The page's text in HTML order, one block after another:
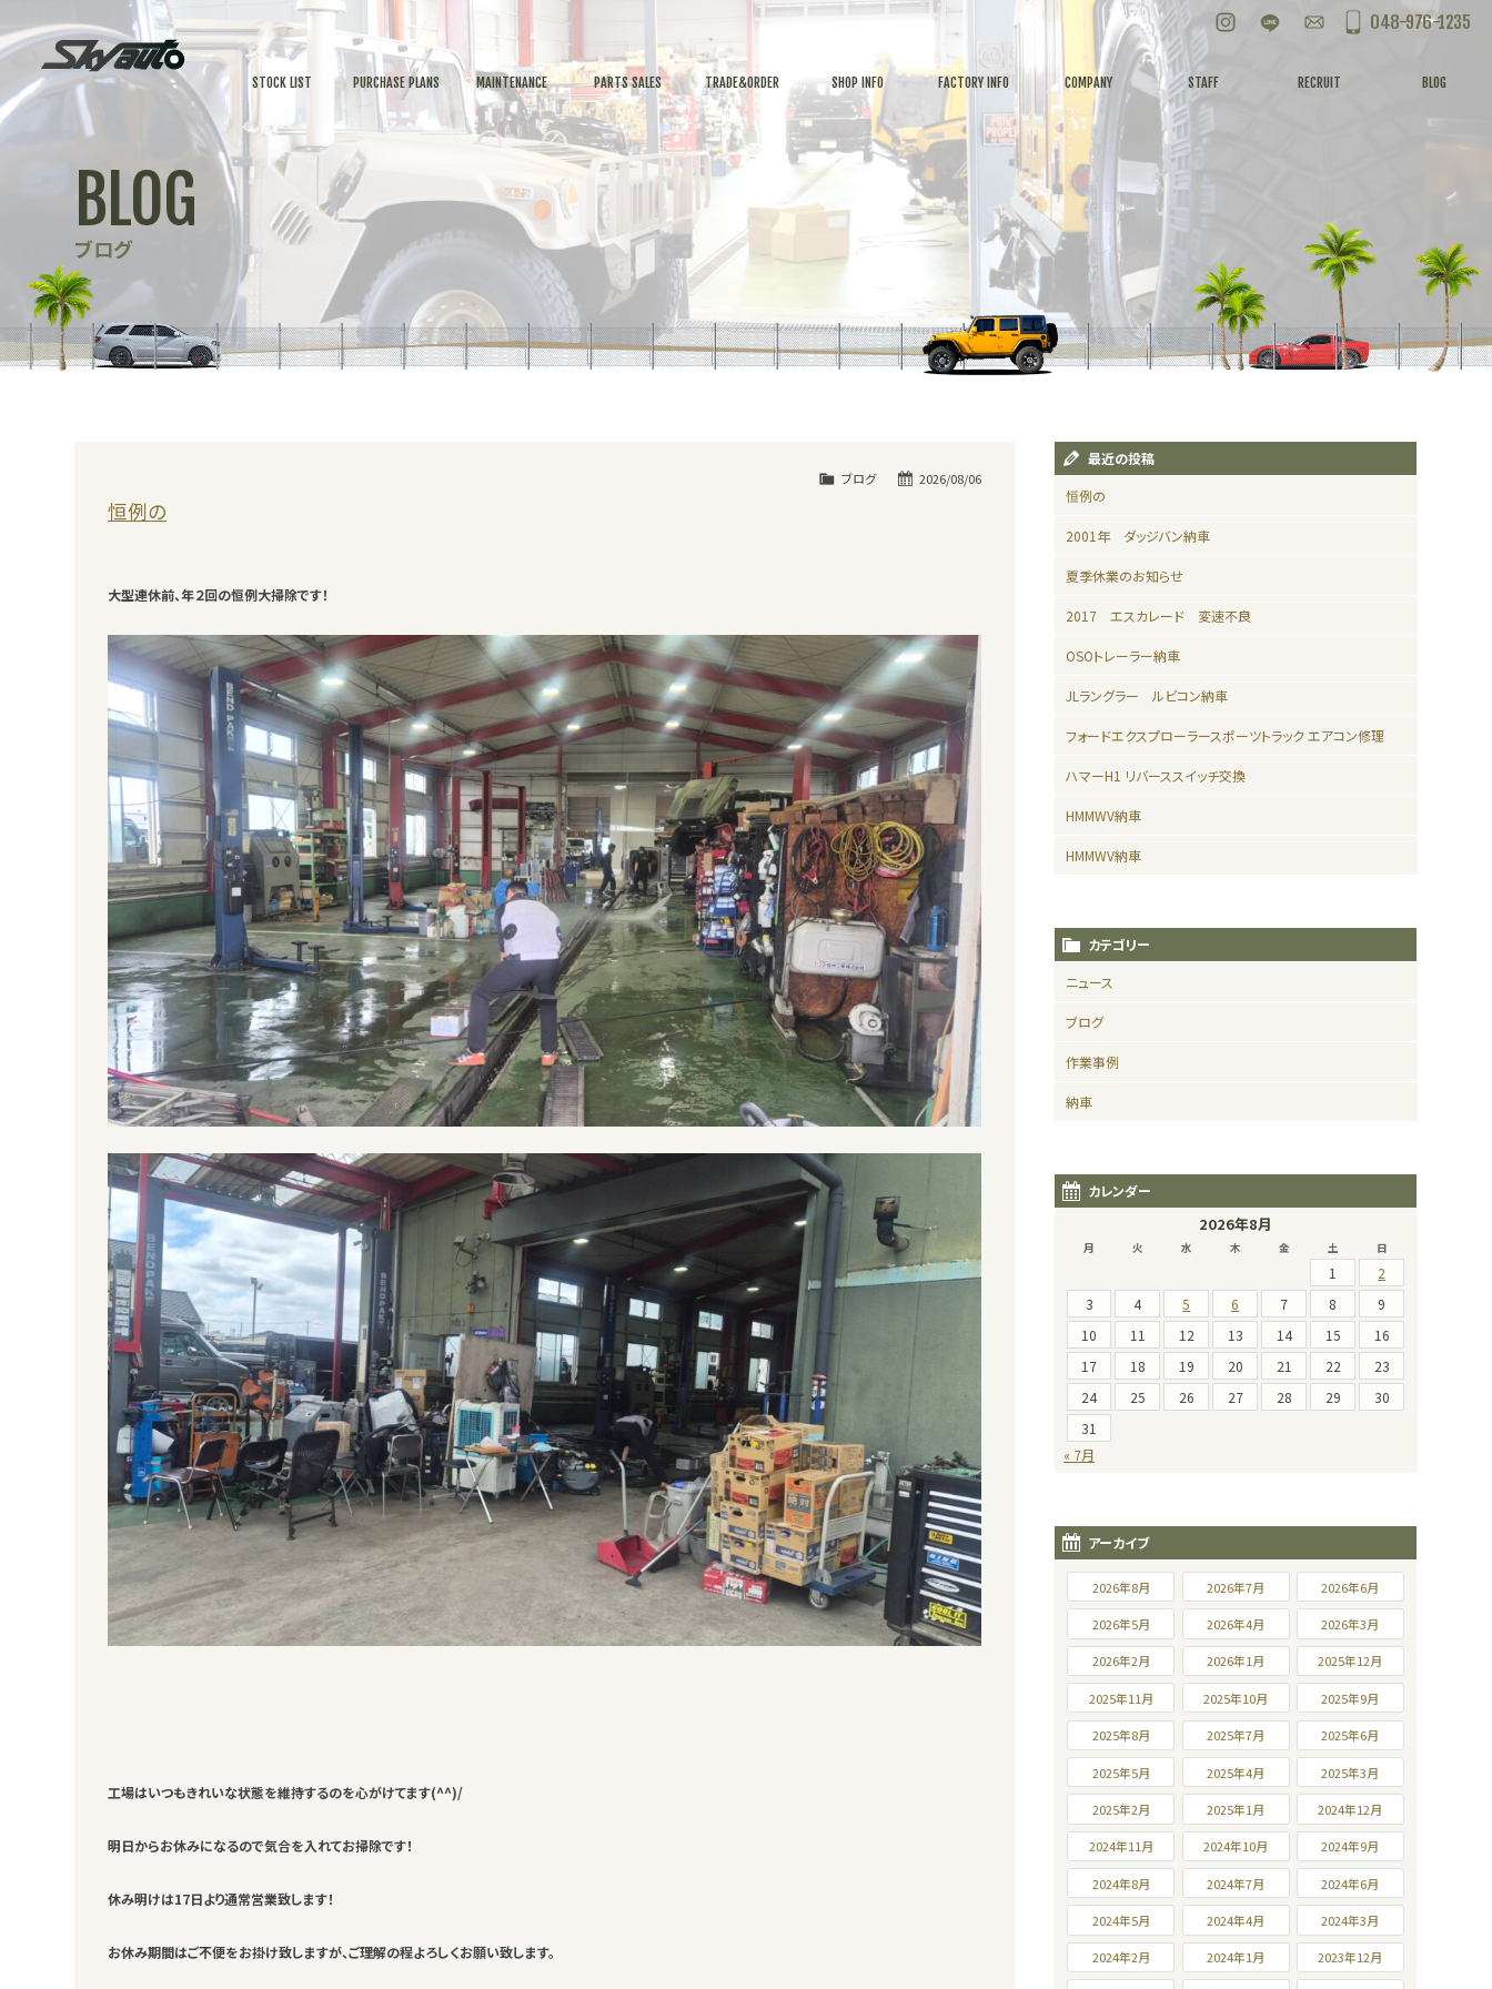
お問い合わせ
048-976-1235
STOCK LIST PURCHASE PLANS MAINTENANCE PARTS SALES TRADE&ORDER SHOP INFO FACTORY INFO COMPANY STAFF RECRUIT BLOG
BLOG
ブログ
2026/08/06
ブログ
恒例の
大型連休前、年２回の恒例大掃除です！
工場はいつもきれいな状態を維持するのを心がけてます(^^)/
明日からお休みになるので気合を入れてお掃除です！
休み明けは17日より通常営業致します！
お休み期間はご不便をお掛け致しますが、ご理解の程よろしくお願い致します。
最近の投稿
恒例の
2001年 ダッジバン納車
夏季休業のお知らせ
2017 エスカレード 変速不良
OSOトレーラー納車
JLラングラー ルビコン納車
フォードエクスプローラースポーツトラック エアコン修理
ハマーH1 リバーススイッチ交換
HMMWV納車
HMMWV納車
カテゴリー
ニュース
ブログ
作業事例
納車
カレンダー
2026年8月
月 火 水 木 金 土 日
1
2
3
4 5 6 7 8
9
10
11 12 13 14 15
16
17
18 19 20 21 22
23
24
25 26 27 28 29
30
31
« 7月
アーカイブ
2026年8月 2026年7月 2026年6月
2026年5月 2026年4月 2026年3月
2026年2月 2026年1月 2025年12月
2025年11月 2025年10月 2025年9月
2025年8月 2025年7月 2025年6月
2025年5月 2025年4月 2025年3月
2025年2月 2025年1月 2024年12月
2024年11月 2024年10月 2024年9月
2024年8月 2024年7月 2024年6月
2024年5月 2024年4月 2024年3月
2024年2月 2024年1月 2023年12月